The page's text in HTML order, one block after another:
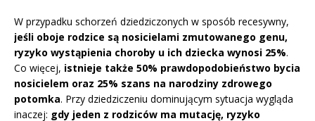
W przypadku schorzeń dziedziczonych w sposób recesywny,
jeśli oboje rodzice są nosicielami zmutowanego genu,
ryzyko wystąpienia choroby u ich dziecka wynosi 25%.
Co więcej, istnieje także 50% prawdopodobieństwo bycia
nosicielem oraz 25% szans na narodziny zdrowego
potomka. Przy dziedziczeniu dominującym sytuacja wygląda
inaczej: gdy jeden z rodziców ma mutację, ryzyko